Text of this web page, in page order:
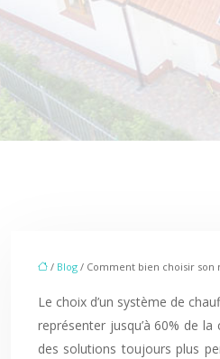
/ Blog / Comment bien choisir son
Le choix d’un système de
représenter jusqu’à 60% de
des solutions toujours plus